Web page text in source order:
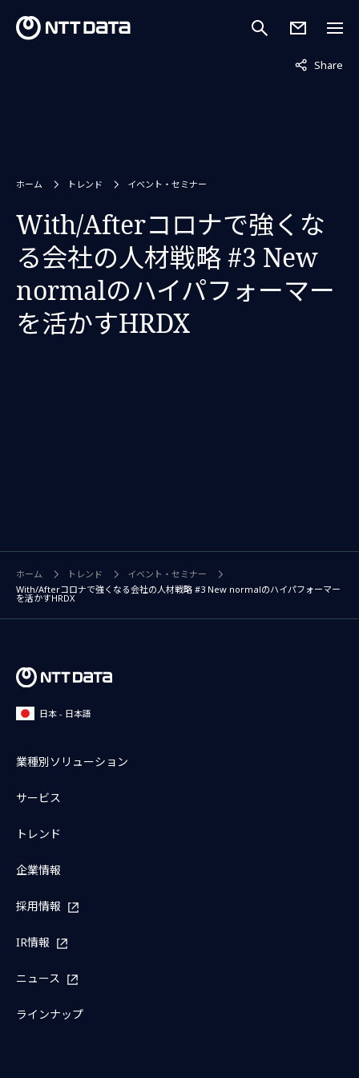
Share
非表示中
ホーム トレンド イベント・セミナー
With/Afterコロナで強くな
る会社の人材戦略 #3 New
normalのハイパフォーマー
を活かすHRDX
ホーム トレンド
イベント・セミナー
With/Afterコロナで強くなる会社の人材戦略 #3 New normalのハイパフォーマー
を活かすHRDX
日本 - 日本語
業種別ソリューション
サービス
トレンド
企業情報
採用情報
IR情報
ニュース
ラインナップ